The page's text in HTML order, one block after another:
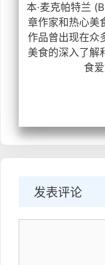
本·麦克帕特兰
章作家和热心美
作品曾出现在众
美食的深入了解
食
发表评论